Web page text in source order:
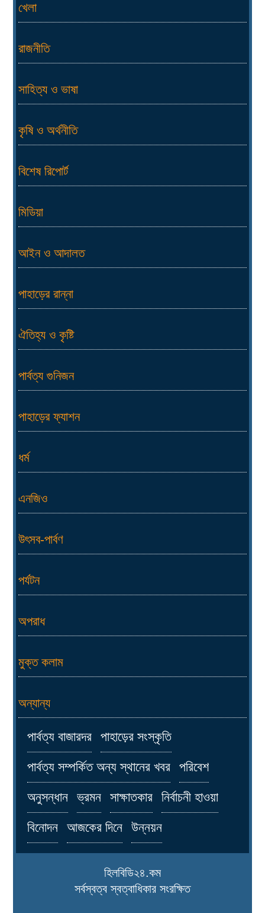
খেলা
রাজনীতি
সাহিত্য ও ভাষা
কৃষি ও অর্থনীতি
বিশেষ রিপোর্ট
মিডিয়া
আইন ও আদালত
পাহাড়ের রান্না
ঐতিহ্য ও কৃষ্টি
পার্বত্য গুনিজন
পাহাড়ের ফ্যাশন
ধর্ম
এনজিও
উৎসব-পার্বণ
পর্যটন
অপরাধ
মুক্ত কলাম
অন্যান্য
পার্বত্য বাজারদর পাহাড়ের সংস্কৃতি
পার্বত্য সম্পর্কিত অন্য স্থানের খবর পরিবেশ
অনুসন্ধান ভ্রমন সাক্ষাতকার নির্বাচনী হাওয়া
বিনোদন আজকের দিনে উন্নয়ন
হিলবিডি২৪.কম
সর্বস্বত্ব স্বত্বাধিকার সংরক্ষিত